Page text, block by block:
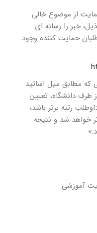
از موضوع خالی
خبر را رسانه ای
حمایت کننده وجود
که مطابق میل اساتید
طرف دانشگاه، تعیین
رتبه برتر باشد،
خواهد شد و نتیجه
آموزشی